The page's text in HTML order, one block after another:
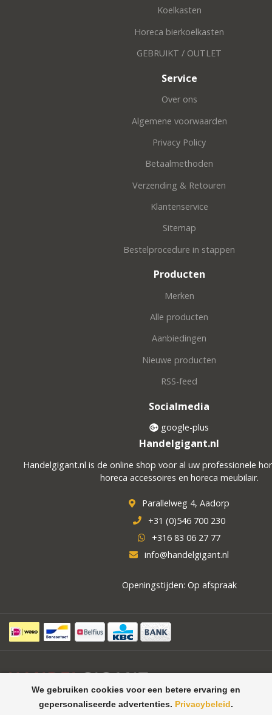
We gebruiken cookies voor een betere ervaring en
gepersonaliseerde advertenties. Privacybeleid.
Koelkasten
Horeca bierkoelkasten
GEBRUIKT / OUTLET
Service
Over ons
Algemene voorwaarden
Privacy Policy
Betaalmethoden
Verzending & Retouren
Klantenservice
Sitemap
Bestelprocedure in stappen
Producten
Merken
Alle producten
Aanbiedingen
Nieuwe producten
RSS-feed
Socialmedia
google-plus
Handelgigant.nl
Handelgigant.nl is de online shop voor al uw professionele
horeca accessoires en horeca meubilair.
Parallelweg 4, Aadorp
+31 (0)546 700 230
+316 83 06 27 77
info@handelgigant.nl
Openingstijden: Op afspraak